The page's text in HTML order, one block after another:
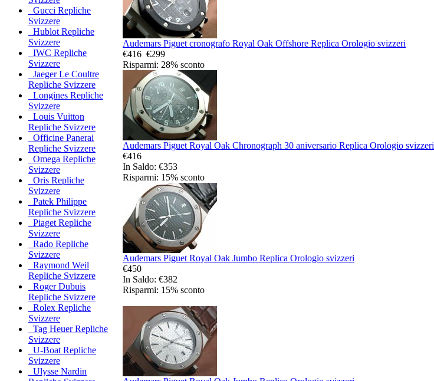
Gucci Repliche
Svizzere
Hublot Repliche
Svizzere
IWC Repliche
Svizzere
Jaeger Le Coultre
Repliche Svizzere
Longines Repliche
Svizzere
Louis Vuitton
Repliche Svizzere
Officine Panerai
Repliche Svizzere
Omega Repliche
Svizzere
Oris Repliche
Svizzere
Patek Philippe
Repliche Svizzere
Piaget Repliche
Svizzere
Rado Repliche
Svizzere
Raymond Weil
Repliche Svizzere
Roger Dubuis
Repliche Svizzere
Rolex Repliche
Svizzere
Tag Heuer Repliche
Svizzere
U-Boat Repliche
Svizzere
Ulysse Nardin
Audemars Piguet cronografo Royal Oak Offshore Replica Orologio svizzeri
€416 €299
Risparmi: 28% sconto
Audemars Piguet Royal Oak Chronograph 30 aniversario Replica Orologio svizzeri
€416
In Saldo: €353
Risparmi: 15% sconto
Audemars Piguet Royal Oak Jumbo Replica Orologio svizzeri
€450
In Saldo: €382
Risparmi: 15% sconto